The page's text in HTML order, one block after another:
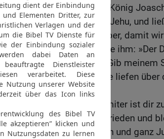
Dann schickte er Boten zu König
von Joahas und Enkel von Jehu, und
tritt mir im Kampf gegenüber, damit
18 König Joasch antwortete ihm: »Der
Libanon sagte zur Zeder: ›Gib meinem
Frau!‹ Aber die wilden Tiere liefen über
zertrampelten ihn.
Dein Sieg über die Edomiter ist dir
dich mit deinem Ruhm zufrieden und
du dich ins Unglück stürzen und ganz